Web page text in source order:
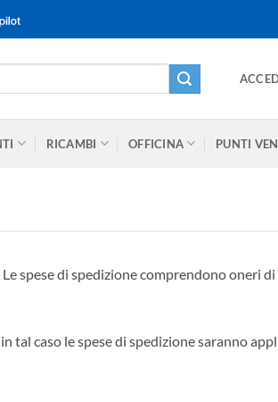
RICAMBI OFFICINA PUNTI
spese di spedizione comprendono oneri di
caso le spese di spedizione saranno